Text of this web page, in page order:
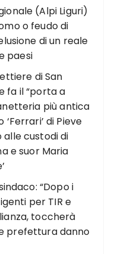
(Alpi Liguri)
o feudo di
di un reale
paesi
di San
fa il “porta a
più antica
‘Ferrari’ di Pieve
alle custodi di
e suor Maria
“Dopo i
per TIR e
toccherà
prefettura danno